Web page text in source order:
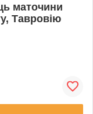
маточини
Тавровію